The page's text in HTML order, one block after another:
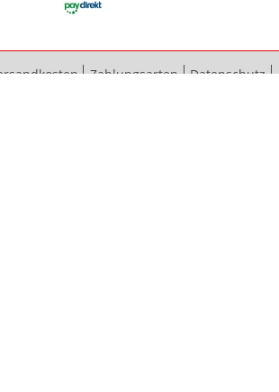
Zahlungsarten
Datenschutz